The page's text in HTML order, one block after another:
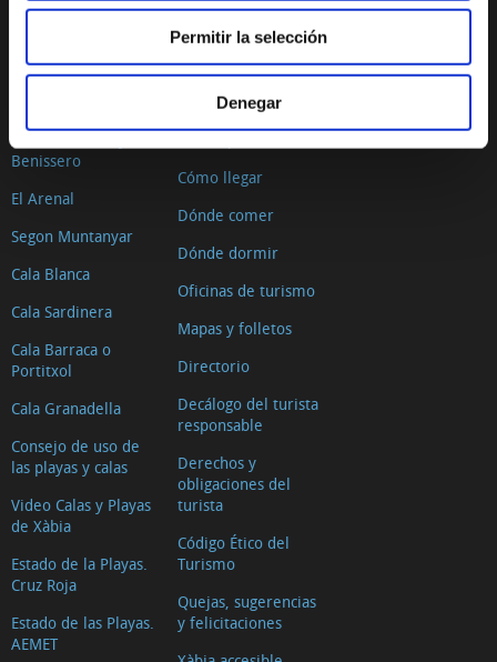
Permitir la selección
Denegar
Benissero
El Arenal
Segon Muntanyar
Cala Blanca
Cala Sardinera
Cala Barraca o
Portitxol
Cala Granadella
Consejo de uso de
las playas y calas
Video Calas y Playas
de Xàbia
Estado de la Playas.
Cruz Roja
Estado de las Playas.
AEMET
PLANIFICA TU VIAJE
Situación geográfica
Cómo llegar
Dónde comer
Dónde dormir
Oficinas de turismo
Mapas y folletos
Directorio
Decálogo del turista
responsable
Derechos y
obligaciones del
turista
Código Ético del
Turismo
Quejas, sugerencias
y felicitaciones